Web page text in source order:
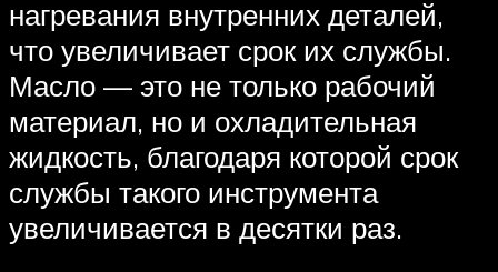
нагревания внутренних деталей,
что увеличивает срок их службы.
Масло — это не только рабочий
материал, но и охладительная
жидкость, благодаря которой срок
службы такого инструмента
увеличивается в десятки раз.